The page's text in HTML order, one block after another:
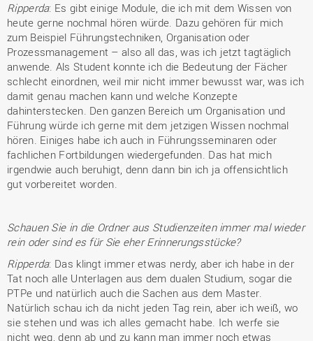
Ripperda: Es gibt einige Module, die ich mit dem Wissen von
heute gerne nochmal hören würde. Dazu gehören für mich
zum Beispiel Führungstechniken, Organisation oder
Prozessmanagement – also all das, was ich jetzt tagtäglich
anwende. Als Student konnte ich die Bedeutung der Fächer
schlecht einordnen, weil mir nicht immer bewusst war, was ich
damit genau machen kann und welche Konzepte
dahinterstecken. Den ganzen Bereich um Organisation und
Führung würde ich gerne mit dem jetzigen Wissen nochmal
hören. Einiges habe ich auch in Führungsseminaren oder
fachlichen Fortbildungen wiedergefunden. Das hat mich
irgendwie auch beruhigt, denn dann bin ich ja offensichtlich
gut vorbereitet worden.
Schauen Sie in die Ordner aus Studienzeiten immer mal wieder
rein oder sind es für Sie eher Erinnerungsstücke?
Ripperda: Das klingt immer etwas nerdy, aber ich habe in der
Tat noch alle Unterlagen aus dem dualen Studium, sogar die
PTPe und natürlich auch die Sachen aus dem Master.
Natürlich schau ich da nicht jeden Tag rein, aber ich weiß, wo
sie stehen und was ich alles gemacht habe. Ich werfe sie
nicht weg, denn ab und zu kann man immer noch etwas